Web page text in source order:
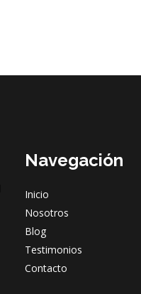
Navegación
Inicio
Nosotros
Blog
Testimonios
Contacto